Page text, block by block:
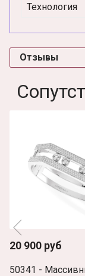
Технология
Отзывы
20 900 руб
50341 -